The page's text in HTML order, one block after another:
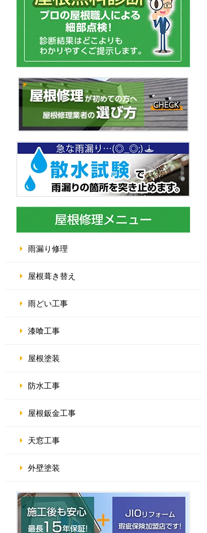
雨漏り修理
屋根葺き替え
雨どい工事
漆喰工事
屋根塗装
防水工事
屋根鈑金工事
天窓工事
外壁塗装